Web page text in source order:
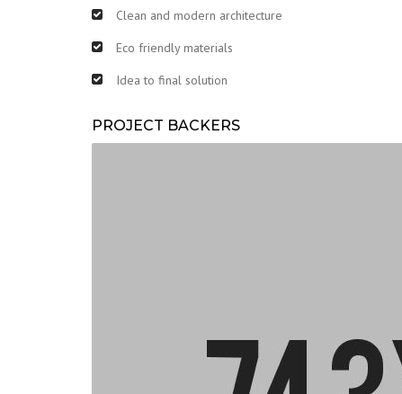
Clean and modern architecture
Eco friendly materials
Idea to final solution
PROJECT BACKERS